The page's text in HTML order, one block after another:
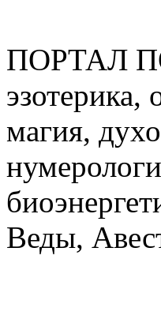
ПОРТАЛ
эзотерика,
магия,
Веды,